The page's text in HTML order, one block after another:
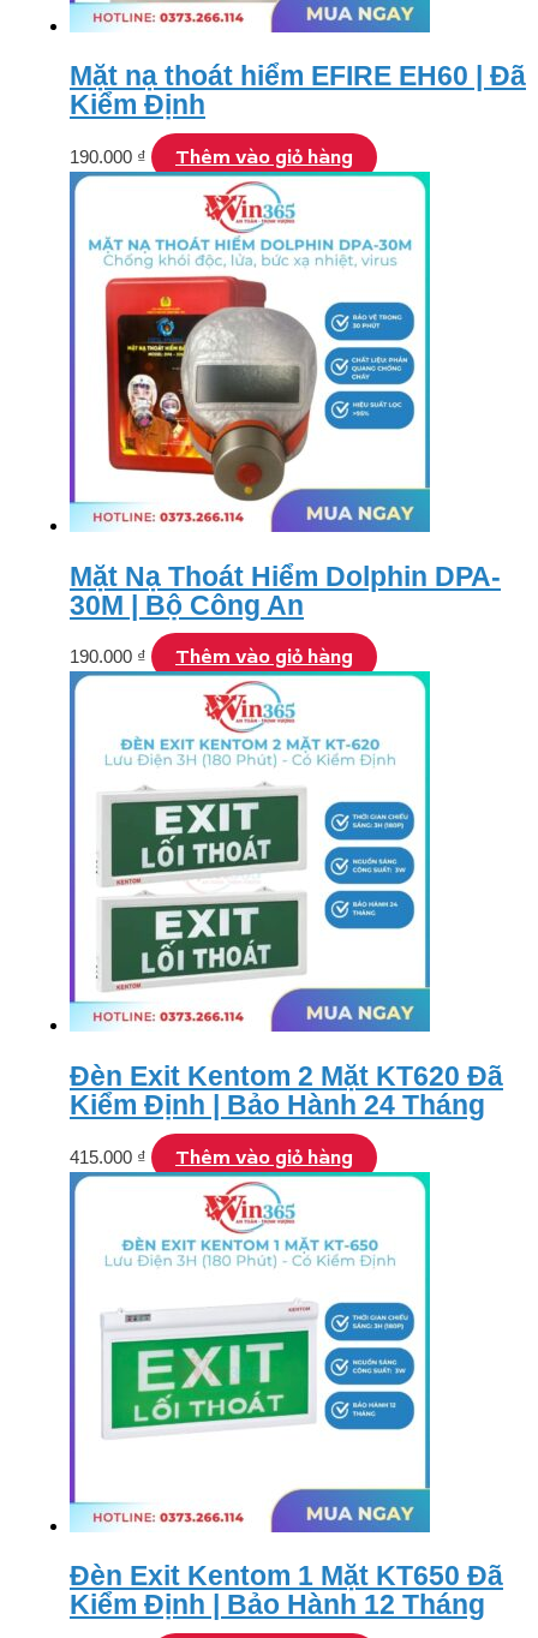
Mặt nạ thoát hiểm EFIRE EH60 | Đã
Kiểm Định
190.000 ₫ Thêm vào giỏ hàng
Mặt Nạ Thoát Hiểm Dolphin DPA-
30M | Bộ Công An
190.000 ₫ Thêm vào giỏ hàng
Đèn Exit Kentom 2 Mặt KT620 Đã
Kiểm Định | Bảo Hành 24 Tháng
415.000 ₫ Thêm vào giỏ hàng
Đèn Exit Kentom 1 Mặt KT650 Đã
Kiểm Định | Bảo Hành 12 Tháng